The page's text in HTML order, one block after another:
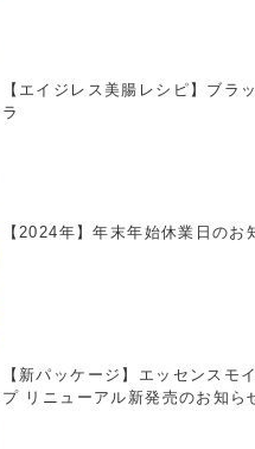
【エイジレス美腸レシピ】ブラ
ラ
【2024年】年末年始休業日のお
【新パッケージ】エッセンスモ
プ リニューアル新発売のお知ら